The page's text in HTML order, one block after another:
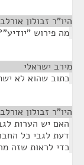
היו"ר זבולון אורלב
מה פירוש
מירב ישראלי
כתוב שהוא לא
היו"ר זבולון אורלב
כדי לראות שזה